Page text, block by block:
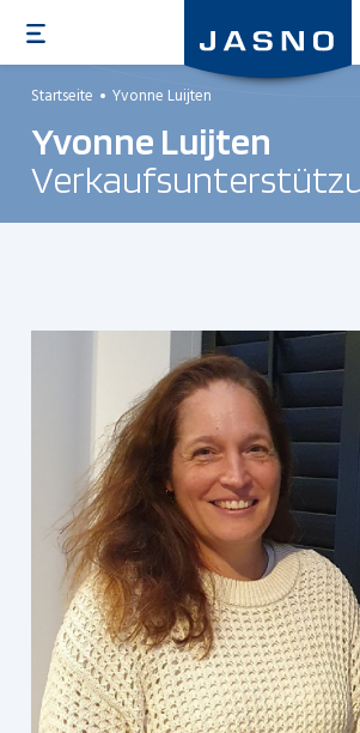
zum
Inhalt
Startseite Yvonne Luijten
Yvonne Luijten